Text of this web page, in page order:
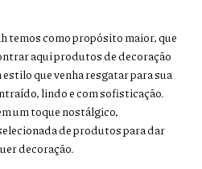
temos como propósito maior, que
aqui produtos de decoração
que venha resgatar para sua
lindo e com sofisticação.
um toque nostálgico,
de produtos para dar
decoração.